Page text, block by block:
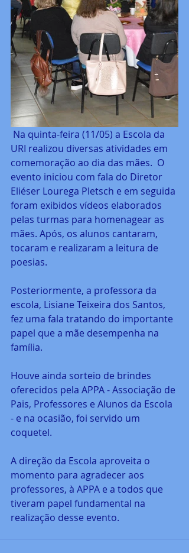
URI realizou diversas atividades em
comemoração ao dia das mães.  O
evento iniciou com fala do Diretor
Eliéser Lourega Pletsch e em seguida
foram exibidos vídeos elaborados
pelas turmas para homenagear as
mães. Após, os alunos cantaram,
tocaram e realizaram a leitura de
poesias.
Posteriormente, a professora da
escola, Lisiane Teixeira dos Santos,
fez uma fala tratando do importante
papel que a mãe desempenha na
família.
Houve ainda sorteio de brindes
oferecidos pela APPA - Associação de
Pais, Professores e Alunos da Escola
- e na ocasião, foi servido um
coquetel.
A direção da Escola aproveita o
momento para agradecer aos
professores, à APPA e a todos que
tiveram papel fundamental na
realização desse evento.